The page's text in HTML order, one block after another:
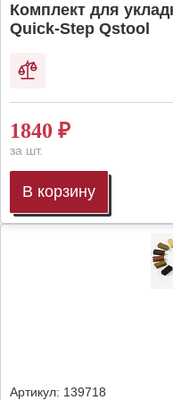
Комплект для
Quick-Step Qstool
1840 ₽
за шт.
В корзину
Артикул: 139718